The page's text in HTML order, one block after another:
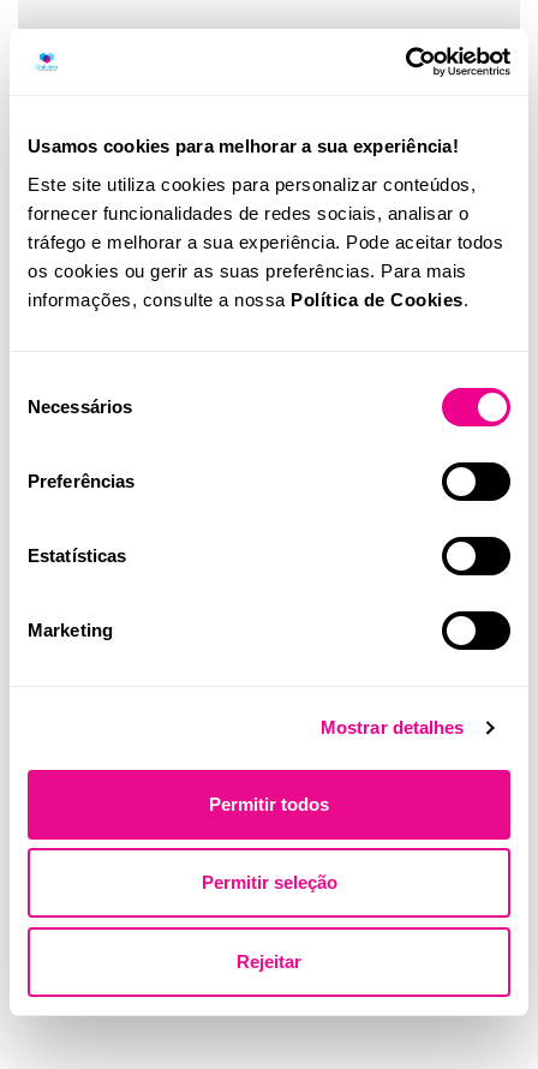
Usamos cookies para melhorar a sua experiência!
Este site utiliza cookies para personalizar conteúdos,
fornecer funcionalidades de redes sociais, analisar o
tráfego e melhorar a sua experiência. Pode aceitar todos
os cookies ou gerir as suas preferências. Para mais
informações, consulte a nossa Política de Cookies.
Necessários
Preferências
Estatísticas
Marketing
Mostrar detalhes
Permitir todos
Permitir seleção
Rejeitar
Illumina volta a ser reconhecida
do mundo
Quilaban
Quilaban e RocGene percorrem o